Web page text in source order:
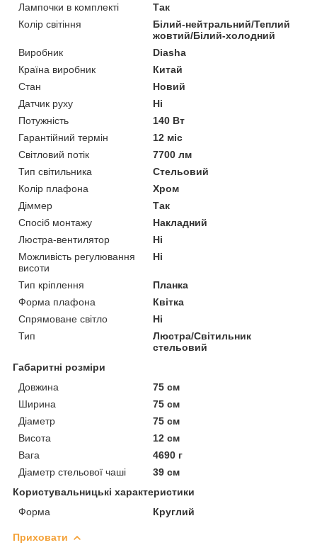
Лампочки в комплекті
Так
Колір світіння
Білий-нейтральний/Теплий
жовтий/Білий-холодний
Виробник
Diasha
Країна виробник
Китай
Стан
Новий
Датчик руху
Ні
Потужність
140 Вт
Гарантійний термін
12 міс
Світловий потік
7700 лм
Тип світильника
Стельовий
Колір плафона
Хром
Діммер
Так
Спосіб монтажу
Накладний
Люстра-вентилятор
Ні
Можливість регулювання
висоти
Ні
Тип кріплення
Планка
Форма плафона
Квітка
Спрямоване світло
Ні
Тип
Люстра/Світильник
стельовий
Габаритні розміри
Довжина
75 см
Ширина
75 см
Діаметр
75 см
Висота
12 см
Вага
4690 г
Діаметр стельової чаші
39 см
Користувальницькі характеристики
Форма
Круглий
Приховати